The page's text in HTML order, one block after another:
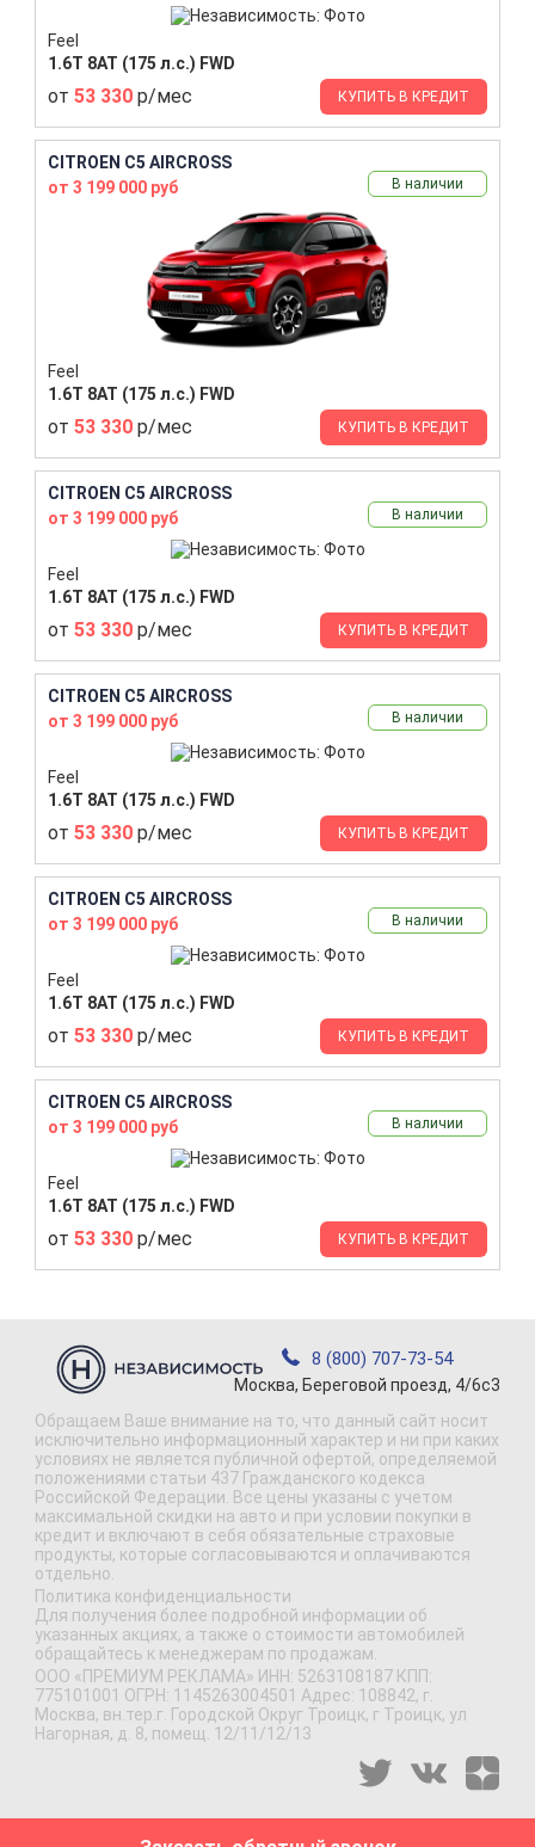
Feel
1.6T 8AT (175 л.с.) FWD
от 53 330 р/мес КУПИТЬ В КРЕДИТ
CITROEN C5 AIRCROSS
от 3 199 000 руб
В наличии
Feel
1.6T 8AT (175 л.с.) FWD
от 53 330 р/мес КУПИТЬ В КРЕДИТ
CITROEN C5 AIRCROSS
от 3 199 000 руб
В наличии
Feel
1.6T 8AT (175 л.с.) FWD
от 53 330 р/мес КУПИТЬ В КРЕДИТ
CITROEN C5 AIRCROSS
от 3 199 000 руб
В наличии
Feel
1.6T 8AT (175 л.с.) FWD
от 53 330 р/мес КУПИТЬ В КРЕДИТ
CITROEN C5 AIRCROSS
от 3 199 000 руб
В наличии
Feel
1.6T 8AT (175 л.с.) FWD
от 53 330 р/мес КУПИТЬ В КРЕДИТ
CITROEN C5 AIRCROSS
от 3 199 000 руб
В наличии
Feel
1.6T 8AT (175 л.с.) FWD
от 53 330 р/мес КУПИТЬ В КРЕДИТ
8 (800) 707-73-54
Москва, Береговой проезд, 4/6с3
Обращаем Ваше внимание на то, что данный сайт носит
исключительно информационный характер и ни при каких
условиях не является публичной офертой, определяемой
положениями статьи 437 Гражданского кодекса
Российской Федерации. Все цены указаны с учетом
максимальной скидки на авто и при условии покупки в
кредит и включают в себя обязательные страховые
продукты, которые согласовываются и оплачиваются
отдельно.
Политика конфиденциальности
Для получения более подробной информации об
указанных акциях, а также о стоимости автомобилей
обращайтесь к менеджерам по продажам.
ООО «ПРЕМИУМ РЕКЛАМА» ИНН: 5263108187 КПП:
775101001 ОГРН: 1145263004501 Адрес: 108842, г.
Москва, вн.тер.г. Городской Округ Троицк, г Троицк, ул
Нагорная, д. 8, помещ. 12/11/12/13